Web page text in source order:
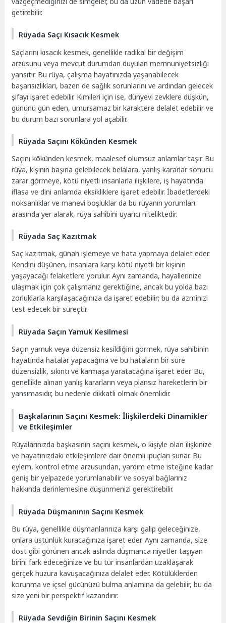
getirebilir.
Rüyada Saçı Kısacık Kesmek
Saçlarını kısacık kesmek, genellikle radikal bir değişim
arzusunu veya mevcut durumdan duyulan memnuniyetsizliği
yansıtır. Bu rüya, çalışma hayatınızda yaşanabilecek
başarısızlıkları, bazen de sağlık sorunlarını ve ardından gelecek
şifayı işaret edebilir. Kimileri için ise, dünyevi zevklere düşkün,
gününü gün eden, umursamaz bir karaktere delalet edebilir ve
bu durum bazı sorunlara yol açabilir.
Rüyada Saçını Kökünden Kesmek
Saçını kökünden kesmek, maalesef olumsuz anlamlar taşır. Bu
rüya, kişinin başına gelebilecek belalara, yanlış kararlar sonucu
zarar görmeye, kötü niyetli insanlarla ilişkilere, iş hayatında
iflasa ve dini anlamda eksikliklere işaret edebilir. İbadetlerdeki
noksanlıklar ve manevi boşluklar da bu rüyanın yorumları
arasında yer alarak, rüya sahibini uyarıcı niteliktedir.
Rüyada Saç Kazıtmak
Saç kazıtmak, günah işlemeye ve hata yapmaya delalet eder.
Kendini düşünen, insanlara karşı kötü niyetli bir kişinin
yaşayacağı felaketlere yorulur. Aynı zamanda, hayallerinize
ulaşmak için çok çalışmanız gerektiğine, ancak bu yolda bazı
zorluklarla karşılaşacağınıza da işaret edebilir; bu da azminizi
test edecek bir süreçtir.
Rüyada Saçın Yamuk Kesilmesi
Saçın yamuk veya düzensiz kesildiğini görmek, rüya sahibinin
hayatında hatalar yapacağına ve bu hataların bir süre
düzensizlik, sıkıntı ve karmaşa yaratacağına işaret eder. Bu,
genellikle alınan yanlış kararların veya plansız hareketlerin bir
yansımasıdır, bu nedenle dikkatli olmak önemlidir.
Başkalarının Saçını Kesmek: İlişkilerdeki Dinamikler
ve Etkileşimler
Rüyalarınızda başkasının saçını kesmek, o kişiyle olan ilişkinize
ve hayatınızdaki etkileşimlere dair önemli ipuçları sunar. Bu
eylem, kontrol etme arzusundan, yardım etme isteğine kadar
geniş bir yelpazede yorumlanabilir ve sosyal bağlarınız
hakkında derinlemesine düşünmenizi gerektirebilir.
Rüyada Düşmanının Saçını Kesmek
Bu rüya, genellikle düşmanlarınıza karşı galip geleceğinize,
onlara üstünlük kuracağınıza işaret eder. Aynı zamanda, size
dost gibi görünen ancak aslında düşmanca niyetler taşıyan
birini fark edeceğinize ve bu tür insanlardan uzaklaşarak
gerçek huzura kavuşacağınıza delalet eder. Kötülüklerden
korunma ve içsel gücünüzü bulma anlamına da gelebilir, bu da
size yeni bir perspektif kazandırır.
Rüyada Sevdiğin Birinin Saçını Kesmek